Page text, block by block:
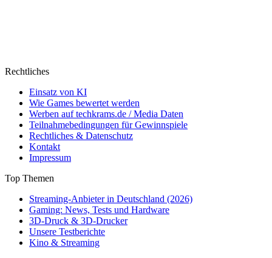
Rechtliches
Einsatz von KI
Wie Games bewertet werden
Werben auf techkrams.de / Media Daten
Teilnahmebedingungen für Gewinnspiele
Rechtliches & Datenschutz
Kontakt
Impressum
Top Themen
Streaming-Anbieter in Deutschland (2026)
Gaming: News, Tests und Hardware
3D-Druck & 3D-Drucker
Unsere Testberichte
Kino & Streaming